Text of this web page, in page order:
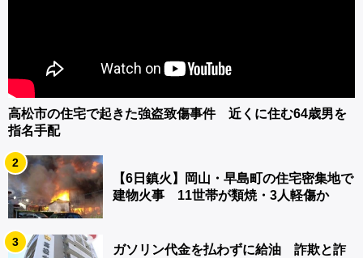
高松市の住宅で起きた強盗致傷事件 近くに住む64歳男を
指名手配
2
【6日鎮火】岡山・早島町の住宅密集地で
建物火事 11世帯が類焼・3人軽傷か
3
ガソリン代金を払わずに給油 詐欺と詐